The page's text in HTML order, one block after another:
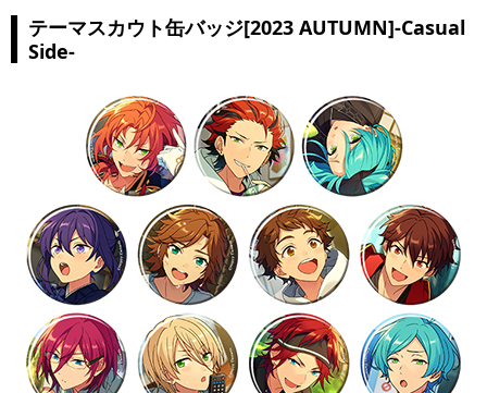
テーマスカウト缶バッジ[2023 AUTUMN]-Casual
Side-